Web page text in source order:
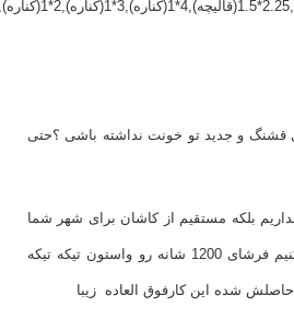
قشنگ و جدید تو خونت نداشته باشی ؟حتی
بلکه مستقیم از کاشان برای شهر شما
به صورت رایگان ارسال میکنیم فرشای 1200 شانه رو واستون تیکه تیکه
شده این کارفوق العاده زیبا